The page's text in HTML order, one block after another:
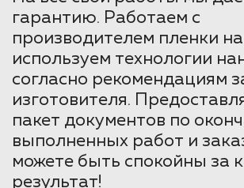
гарантию. Работаем с
производителем пленки
используем технологии
согласно рекомендациям
изготовителя.
пакет документов по
выполненных работ и
можете быть спокойны за
результат!